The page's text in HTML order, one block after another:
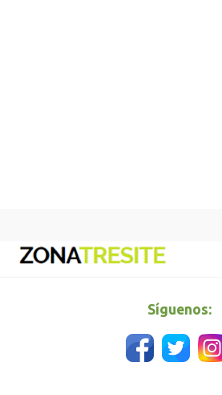
Síguenos: